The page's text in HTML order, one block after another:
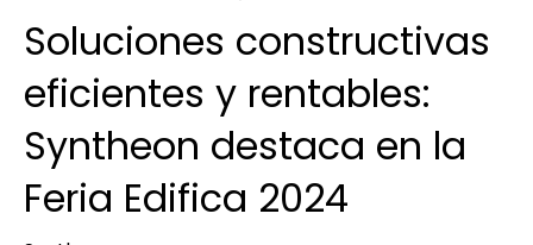
Soluciones constructivas
eficientes y rentables:
Syntheon destaca en la
Feria Edifica 2024